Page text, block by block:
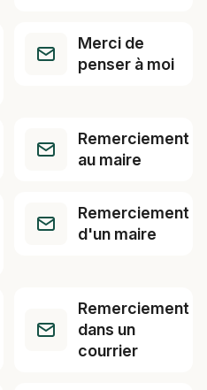
Merci de
penser à moi
Remerciement
au maire
Remerciement
d'un maire
Remerciement
dans un
courrier